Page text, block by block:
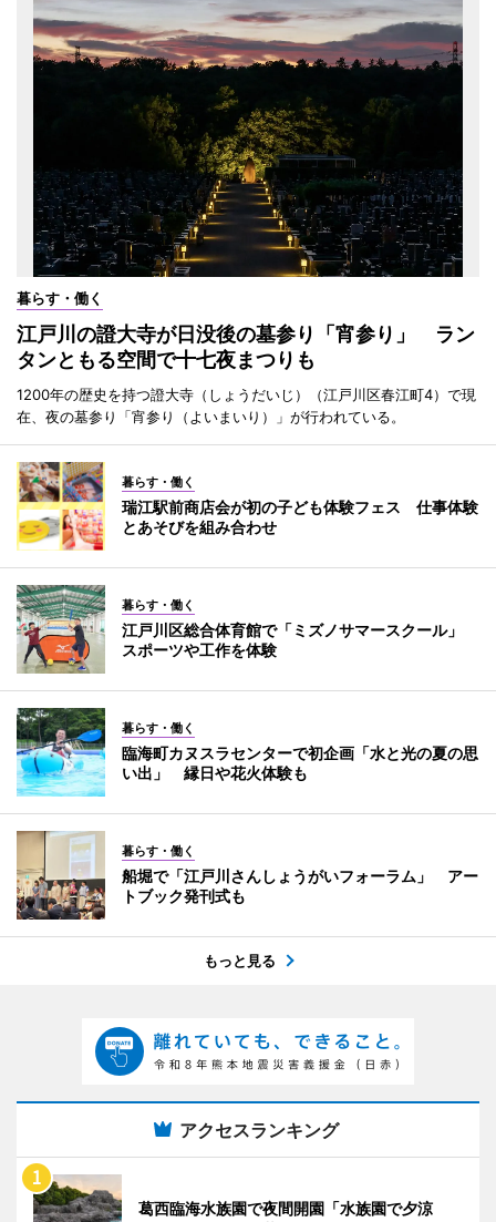
暮らす・働く
江戸川の證大寺が日没後の墓参り「宵参り」 ラン
タンともる空間で十七夜まつりも
1200年の歴史を持つ證大寺（しょうだいじ）（江戸川区春江町4）で現
在、夜の墓参り「宵参り（よいまいり）」が行われている。
暮らす・働く
瑞江駅前商店会が初の子ども体験フェス 仕事体験
とあそびを組み合わせ
暮らす・働く
江戸川区総合体育館で「ミズノサマースクール」
スポーツや工作を体験
暮らす・働く
臨海町カヌスラセンターで初企画「水と光の夏の思
い出」 縁日や花火体験も
暮らす・働く
船堀で「江戸川さんしょうがいフォーラム」 アー
トブック発刊式も
もっと見る
アクセスランキング
葛西臨海水族園で夜間開園「水族園で夕涼